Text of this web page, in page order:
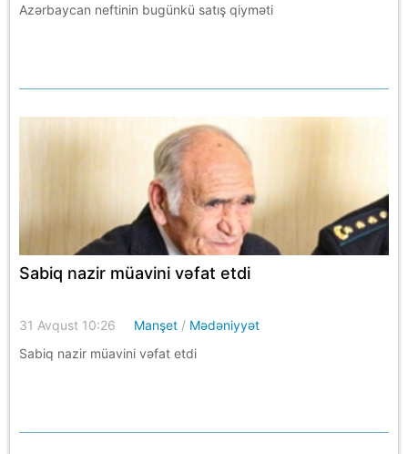
Azərbaycan neftinin bugünkü satış qiyməti
Sabiq nazir müavini vəfat etdi
31 Avqust 10:26 Manşet / Mədəniyyət
Sabiq nazir müavini vəfat etdi